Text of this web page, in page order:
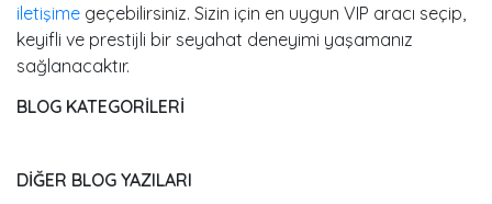
iletişime geçebilirsiniz. Sizin için en uygun VIP aracı seçip,
keyifli ve prestijli bir seyahat deneyimi yaşamanız
sağlanacaktır.
BLOG KATEGORİLERİ
DİĞER BLOG YAZILARI